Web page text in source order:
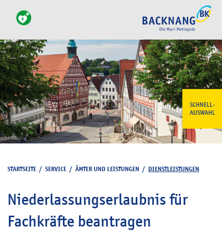
SCHNELL-
AUSWAHL
STARTSEITE / SERVICE / ÄMTER UND LEISTUNGEN / DIENSTLEISTUNGEN
Niederlassungserlaubnis für
Fachkräfte beantragen